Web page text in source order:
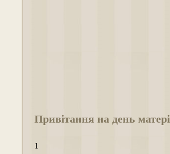
Привітання на день матері
1